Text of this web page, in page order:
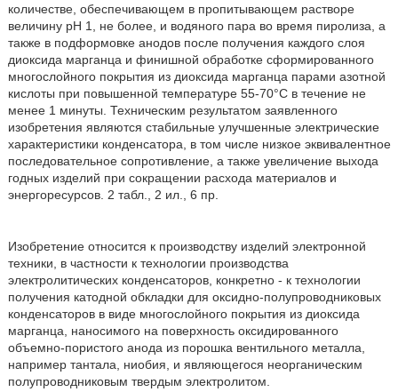
количестве, обеспечивающем в пропитывающем растворе
величину рН 1, не более, и водяного пара во время пиролиза, а
также в подформовке анодов после получения каждого слоя
диоксида марганца и финишной обработке сформированного
многослойного покрытия из диоксида марганца парами азотной
кислоты при повышенной температуре 55-70°С в течение не
менее 1 минуты. Техническим результатом заявленного
изобретения являются стабильные улучшенные электрические
характеристики конденсатора, в том числе низкое эквивалентное
последовательное сопротивление, а также увеличение выхода
годных изделий при сокращении расхода материалов и
энергоресурсов. 2 табл., 2 ил., 6 пр.
Изобретение относится к производству изделий электронной
техники, в частности к технологии производства
электролитических конденсаторов, конкретно - к технологии
получения катодной обкладки для оксидно-полупроводниковых
конденсаторов в виде многослойного покрытия из диоксида
марганца, наносимого на поверхность оксидированного
объемно-пористого анода из порошка вентильного металла,
например тантала, ниобия, и являющегося неорганическим
полупроводниковым твердым электролитом.